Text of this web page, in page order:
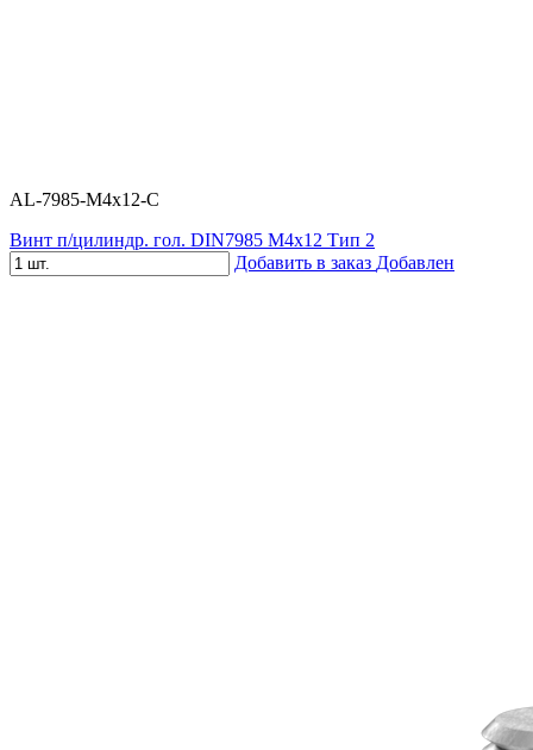
AL-7985-M4x12-С
Винт п/цилиндр. гол. DIN7985 M4х12 Тип 2
Добавить в заказ Добавлен